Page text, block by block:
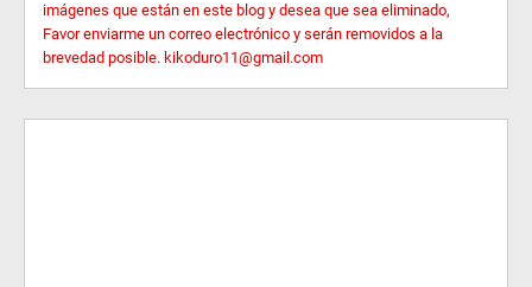
imágenes que están en este blog y desea que sea eliminado,
Favor enviarme un correo electrónico y serán removidos a la
brevedad posible. kikoduro11@gmail.com